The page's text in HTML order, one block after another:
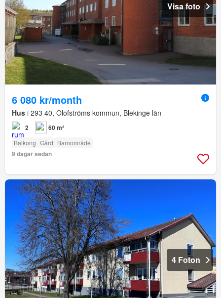
Visa foto
6 080 kr/month
Hus i 293 40, Olofströms kommun, Blekinge län
2 60 m²
Balkong Gård Barnområde
9 dagar sedan
4 Foton